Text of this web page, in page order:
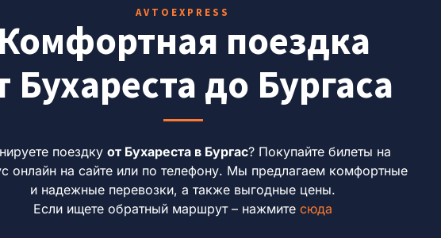
AVTOEXPRESS
Комфортная поездка
Бухареста до Бургаса
поездку от Бухареста в Бургас? Покупайте билеты на
онлайн на сайте или по телефону. Мы предлагаем комфортные
и надежные перевозки, а также выгодные цены.
Если ищете обратный маршрут – нажмитесюда